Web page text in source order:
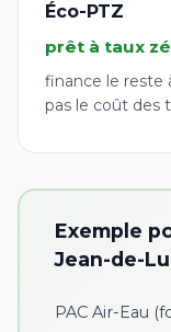
Éco-PTZ
prêt à taux
finance le reste
pas le coût des
Exemple
Jean-de-
PAC Air-Eau